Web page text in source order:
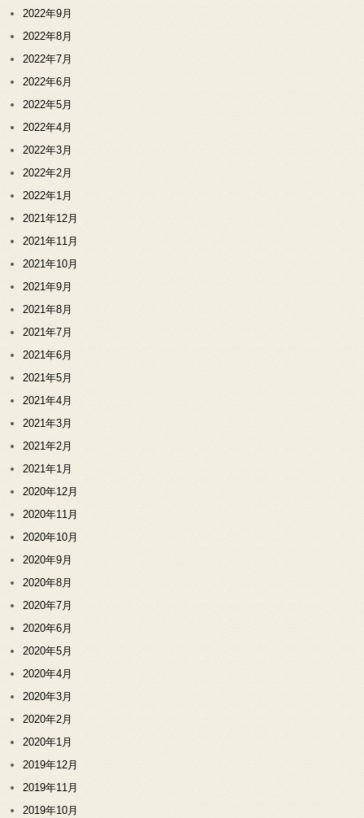
2022年9月
2022年8月
2022年7月
2022年6月
2022年5月
2022年4月
2022年3月
2022年2月
2022年1月
2021年12月
2021年11月
2021年10月
2021年9月
2021年8月
2021年7月
2021年6月
2021年5月
2021年4月
2021年3月
2021年2月
2021年1月
2020年12月
2020年11月
2020年10月
2020年9月
2020年8月
2020年7月
2020年6月
2020年5月
2020年4月
2020年3月
2020年2月
2020年1月
2019年12月
2019年11月
2019年10月